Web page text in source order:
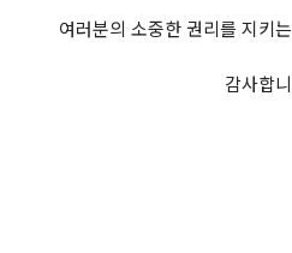
여러분의 소중한 권리를 지키
감사합